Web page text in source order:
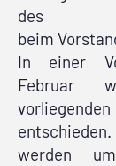
des
beim
In einer
Februar
werden